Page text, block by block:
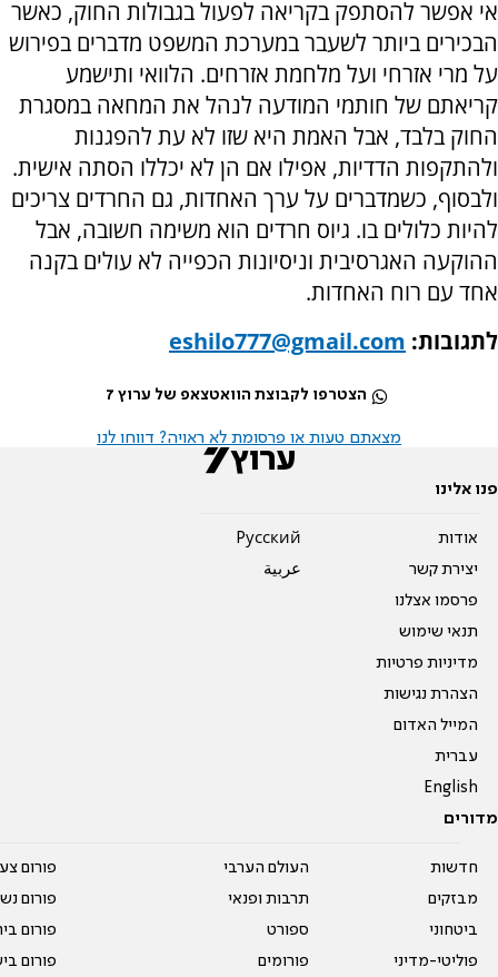
אי אפשר להסתפק בקריאה לפעול בגבולות החוק, כאשר
הבכירים ביותר לשעבר במערכת המשפט מדברים בפירוש
על מרי אזרחי ועל מלחמת אזרחים. הלוואי ותישמע
קריאתם של חותמי המודעה לנהל את המחאה במסגרת
החוק בלבד, אבל האמת היא שזו לא עת להפגנות
ולהתקפות הדדיות, אפילו אם הן לא יכללו הסתה אישית.
ולבסוף, כשמדברים על ערך האחדות, גם החרדים צריכים
להיות כלולים בו. גיוס חרדים הוא משימה חשובה, אבל
ההוקעה האגרסיבית וניסיונות הכפייה לא עולים בקנה
אחד עם רוח האחדות.
לתגובות: eshilo777@gmail.com
הצטרפו לקבוצת הוואטצאפ של ערוץ 7
מצאתם טעות או פרסומת לא ראויה? דווחו לנו
פנו אלינו
אודות
יצירת קשר
פרסמו אצלנו
תנאי שימוש
מדיניות פרטיות
הצהרת נגישות
המייל האדום
עברית
English
Pусский
عربية
מדורים
חדשות
מבזקים
ביטחוני
פוליטי-מדיני
העולם הערבי
תרבות ופנאי
ספורט
פורומים
פורום
פורום
פורום
פורום